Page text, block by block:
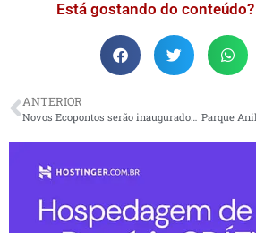
Está gostando do
ANTERIOR
Novos Ecopontos serão inaugurados em Praia Grande